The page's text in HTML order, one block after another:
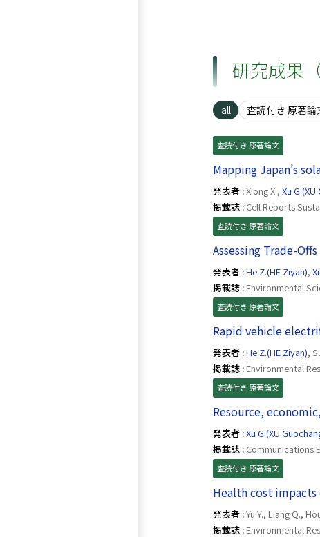
研究成果（
all 査読付き 原著論
査読付き 原著論文
Mapping Japan’s
発表者 :Xiong X., Xu
掲載誌 : Cell Reports
査読付き 原著論文
Assessing Trade-
発表者 :He Z.(HE Ziyan),
掲載誌 : Environmental
査読付き 原著論文
Rapid vehicle
発表者 :He Z.(HE Ziyan),
掲載誌 : Environmental
査読付き 原著論文
Resource,
発表者 :Xu G.(XU
掲載誌 : Communications
査読付き 原著論文
Health cost
発表者 :Yu Y., Liang Q.,
掲載誌 : Environmental